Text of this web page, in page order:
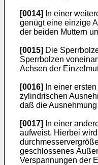
[0014]
In einer
genügt eine einzige
der beiden Muttern
[0015] Die
Sperrbolzen
Achsen der
[0016]
In einer
zylindrischen
daß die
[0017]
In einer
aufweist. Hierbei
geschlossenes
Verspannungen der